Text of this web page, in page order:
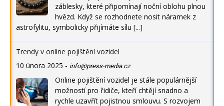
záblesky, které připomínají noční oblohu plnou
hvězd. Když se rozhodnete nosit náramek z
astrofylitu, symbolicky přijímáte sílu [...]
Trendy v online pojištění vozidel
10 února 2025 - info@press-media.cz
Online pojištění vozidel je stále populárnější
možností pro řidiče, kteří chtějí snadno a
rychle uzavřít pojistnou smlouvu. S rozvojem